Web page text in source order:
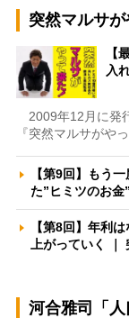
突然マルサが
【
入
2009年12月に発
『突然マルサがや
【第9回】もう
た”ヒミツのお
【第8回】年利
上がっていく ｜
河合雅司「人